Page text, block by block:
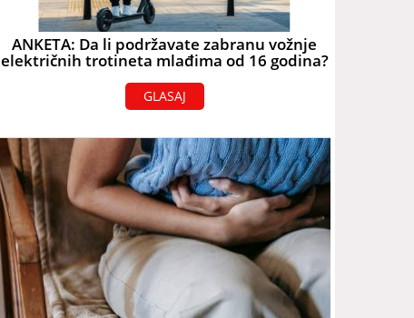
ANKETA: Da li podržavate zabranu vožnje
električnih trotineta mlađima od 16 godina?
GLASAJ